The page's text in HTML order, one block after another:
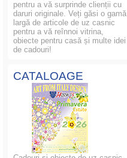
pentru a vă surprinde clienții cu
daruri originale. Veți găsi o gamă
largă de articole de uz casnic
pentru a vă reînnoi vitrina,
obiecte pentru casă și multe idei
de cadouri!
CATALOAGE